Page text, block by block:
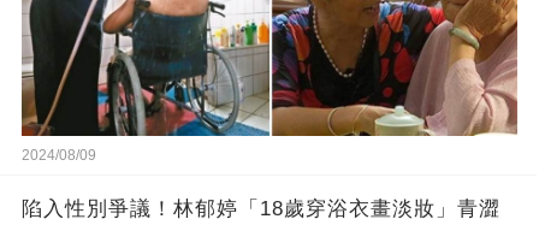
2024/08/09
陷入性別爭議！林郁婷「18歲穿浴衣畫淡妝」青澀